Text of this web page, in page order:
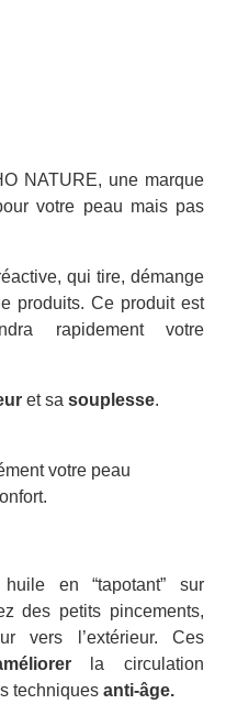
NATURE, une marque
votre peau mais pas
qui tire, démange
produits. Ce produit est
rapidement votre
et sa souplesse.
votre peau
en “tapotant” sur
des petits pincements,
vers l’extérieur. Ces
la circulation
techniques anti-âge.